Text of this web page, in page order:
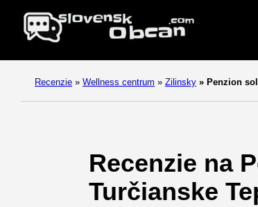
Recenzie » Wellness centrum » Zilinsky » Penzion
Recenzie na
Turčianske